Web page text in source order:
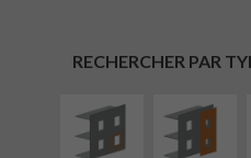
RECHERCHER PAR
EXTÉRIEURE
RÉAMÉNAGEMENT
INTÉRIEUR